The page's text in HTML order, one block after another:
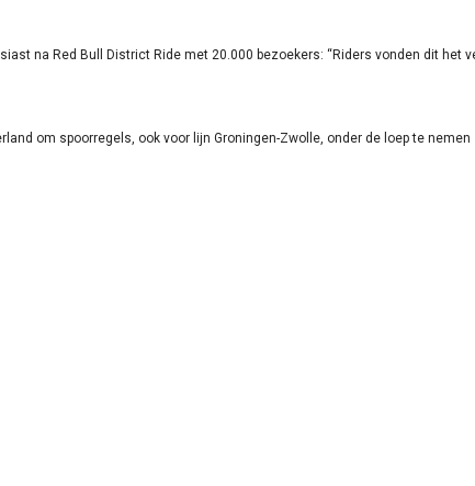
na Red Bull District Ride met 20.000 bezoekers: “Riders vonden dit het
om spoorregels, ook voor lijn Groningen-Zwolle, onder de loep te nemen